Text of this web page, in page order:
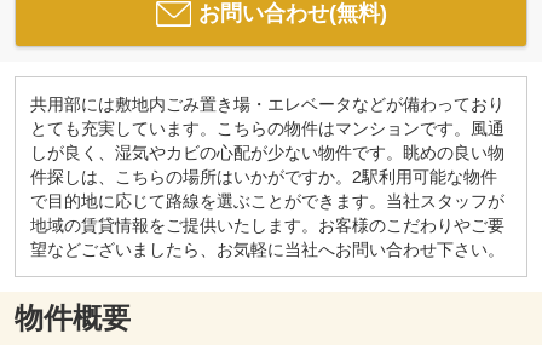
お問い合わせ(無料)
共用部には敷地内ごみ置き場・エレベータなどが備わっており
とても充実しています。こちらの物件はマンションです。風通
しが良く、湿気やカビの心配が少ない物件です。眺めの良い物
件探しは、こちらの場所はいかがですか。2駅利用可能な物件
で目的地に応じて路線を選ぶことができます。当社スタッフが
地域の賃貸情報をご提供いたします。お客様のこだわりやご要
望などございましたら、お気軽に当社へお問い合わせ下さい。
物件概要